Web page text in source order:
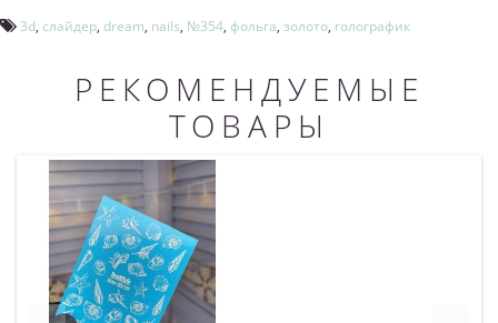
3d, слайдер, dream, nails, №354, фольга, золото, голографик
РЕКОМЕНДУЕМЫЕ
ТОВАРЫ